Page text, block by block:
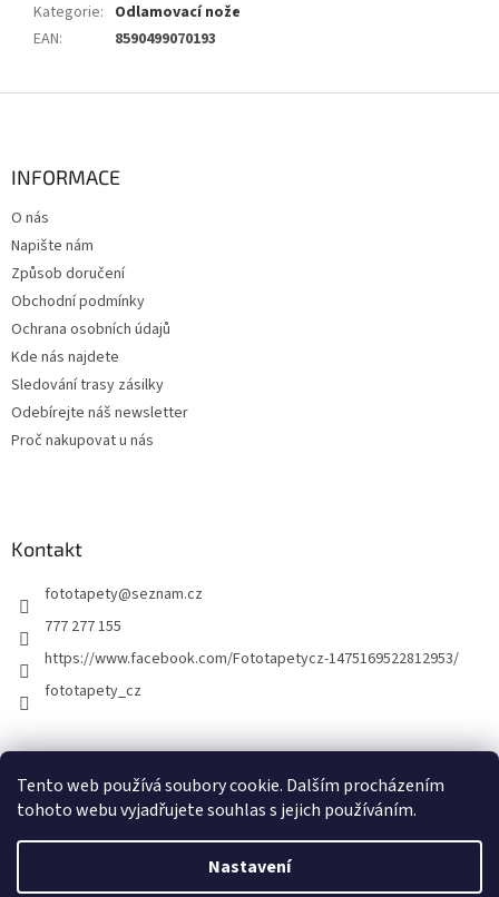
Tento web používá soubory cookie. Dalším procházením
tohoto webu vyjadřujete souhlas s jejich používáním.
Nastavení
Kategorie: Odlamovací nože
EAN: 8590499070193
INFORMACE
O nás
Napište nám
Způsob doručení
Obchodní podmínky
Ochrana osobních údajů
Kde nás najdete
Sledování trasy zásilky
Odebírejte náš newsletter
Proč nakupovat u nás
Kontakt
fototapety@seznam.cz
777 277 155
https://www.facebook.com/Fototapetycz-1475169522812953/
fototapety_cz
Vytvořil Shoptet